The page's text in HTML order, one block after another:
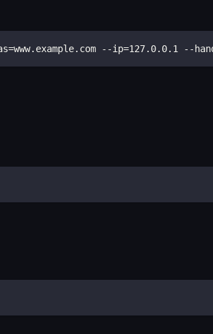
--ip=127.0.0.1 --